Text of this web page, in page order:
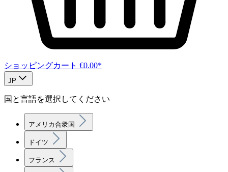
ショッピングカート €0.00*
JP
国と言語を選択してください
アメリカ合衆国
ドイツ
フランス